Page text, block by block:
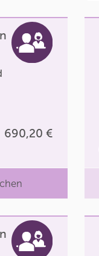
690,20 €